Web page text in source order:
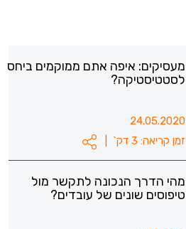
מעסיקים: איפה אתם ממוקמים ביחס
לסטטיסטיקה?
24.05.2020
זמן קריאה: 3 דק`
מהי הדרך הנכונה לתקשר מול
טיפוסים שונים של עובדים?